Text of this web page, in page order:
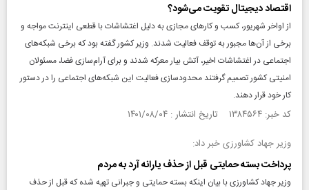
اقتصاد دیجیتال تقویت می‌شود؟
از اواخر شهریور، کسب و کار‌های مجازی به دلیل اغتشاشات با قطعی اینترنت مواجه و
برخی از آن‌ها مجبور به توقف فعالیت شدند. وزیر کشور گفته بود که برخی شبکه‌های
اجتماعی در اغتشاشات اخیر، آتش بیار معرکه شدند و برای آرام‌سازی فضا، مسئولان
امنیتی کشور تصمیم گرفتند محدودسازی فعالیت این شبکه‌های اجتماعی را در دستور
کار خود قرار دهند.
کد خبر: ۱۳۸۴۵۶۴ تاریخ انتشار : ۱۴۰۱/۰۸/۰۴
وزیر جهاد کشاورزی خبر داد:
پرداخت بسته حمایتی قبل از حذف یارانه آرد به مردم
وزیر جهاد کشاورزی با بیان اینکه بسته حمایتی و جبرانی تهیه شده که قبل از حذف